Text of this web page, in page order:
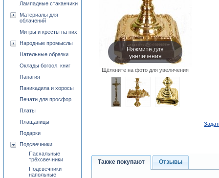
Нажмите для
увеличения
Щёлкните на фото для увеличения
Также покупают Отзывы
Лампадные стаканчики
Материалы для
облачений
Митры и кресты на них
Народные промыслы
Нательные образки
Оклады богосл. книг
Панагия
Паникадила и хоросы
Печати для просфор
Платы
Плащаницы
Подарки
Подсвечники
Пасхальные
трёхсвечники
Подсвечники
напольные